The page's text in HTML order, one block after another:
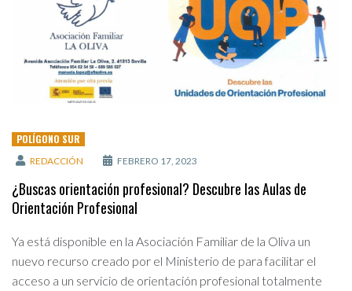
POLÍGONO SUR
REDACCIÓN FEBRERO 17, 2023
¿Buscas orientación profesional? Descubre las Aulas de
Orientación Profesional
Ya está disponible en la Asociación Familiar de la Oliva un
nuevo recurso creado por el Ministerio de para facilitar el
acceso a un servicio de orientación profesional totalmente